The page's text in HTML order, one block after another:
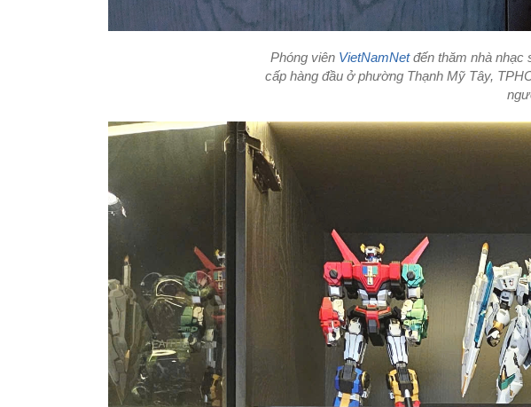
Phóng viên VietNamNetđến thăm nhà nhạc
cấp hàng đầu ở phường Thạnh Mỹ Tây,